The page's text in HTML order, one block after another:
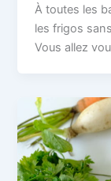
À toutes les
les frigos
Vous allez